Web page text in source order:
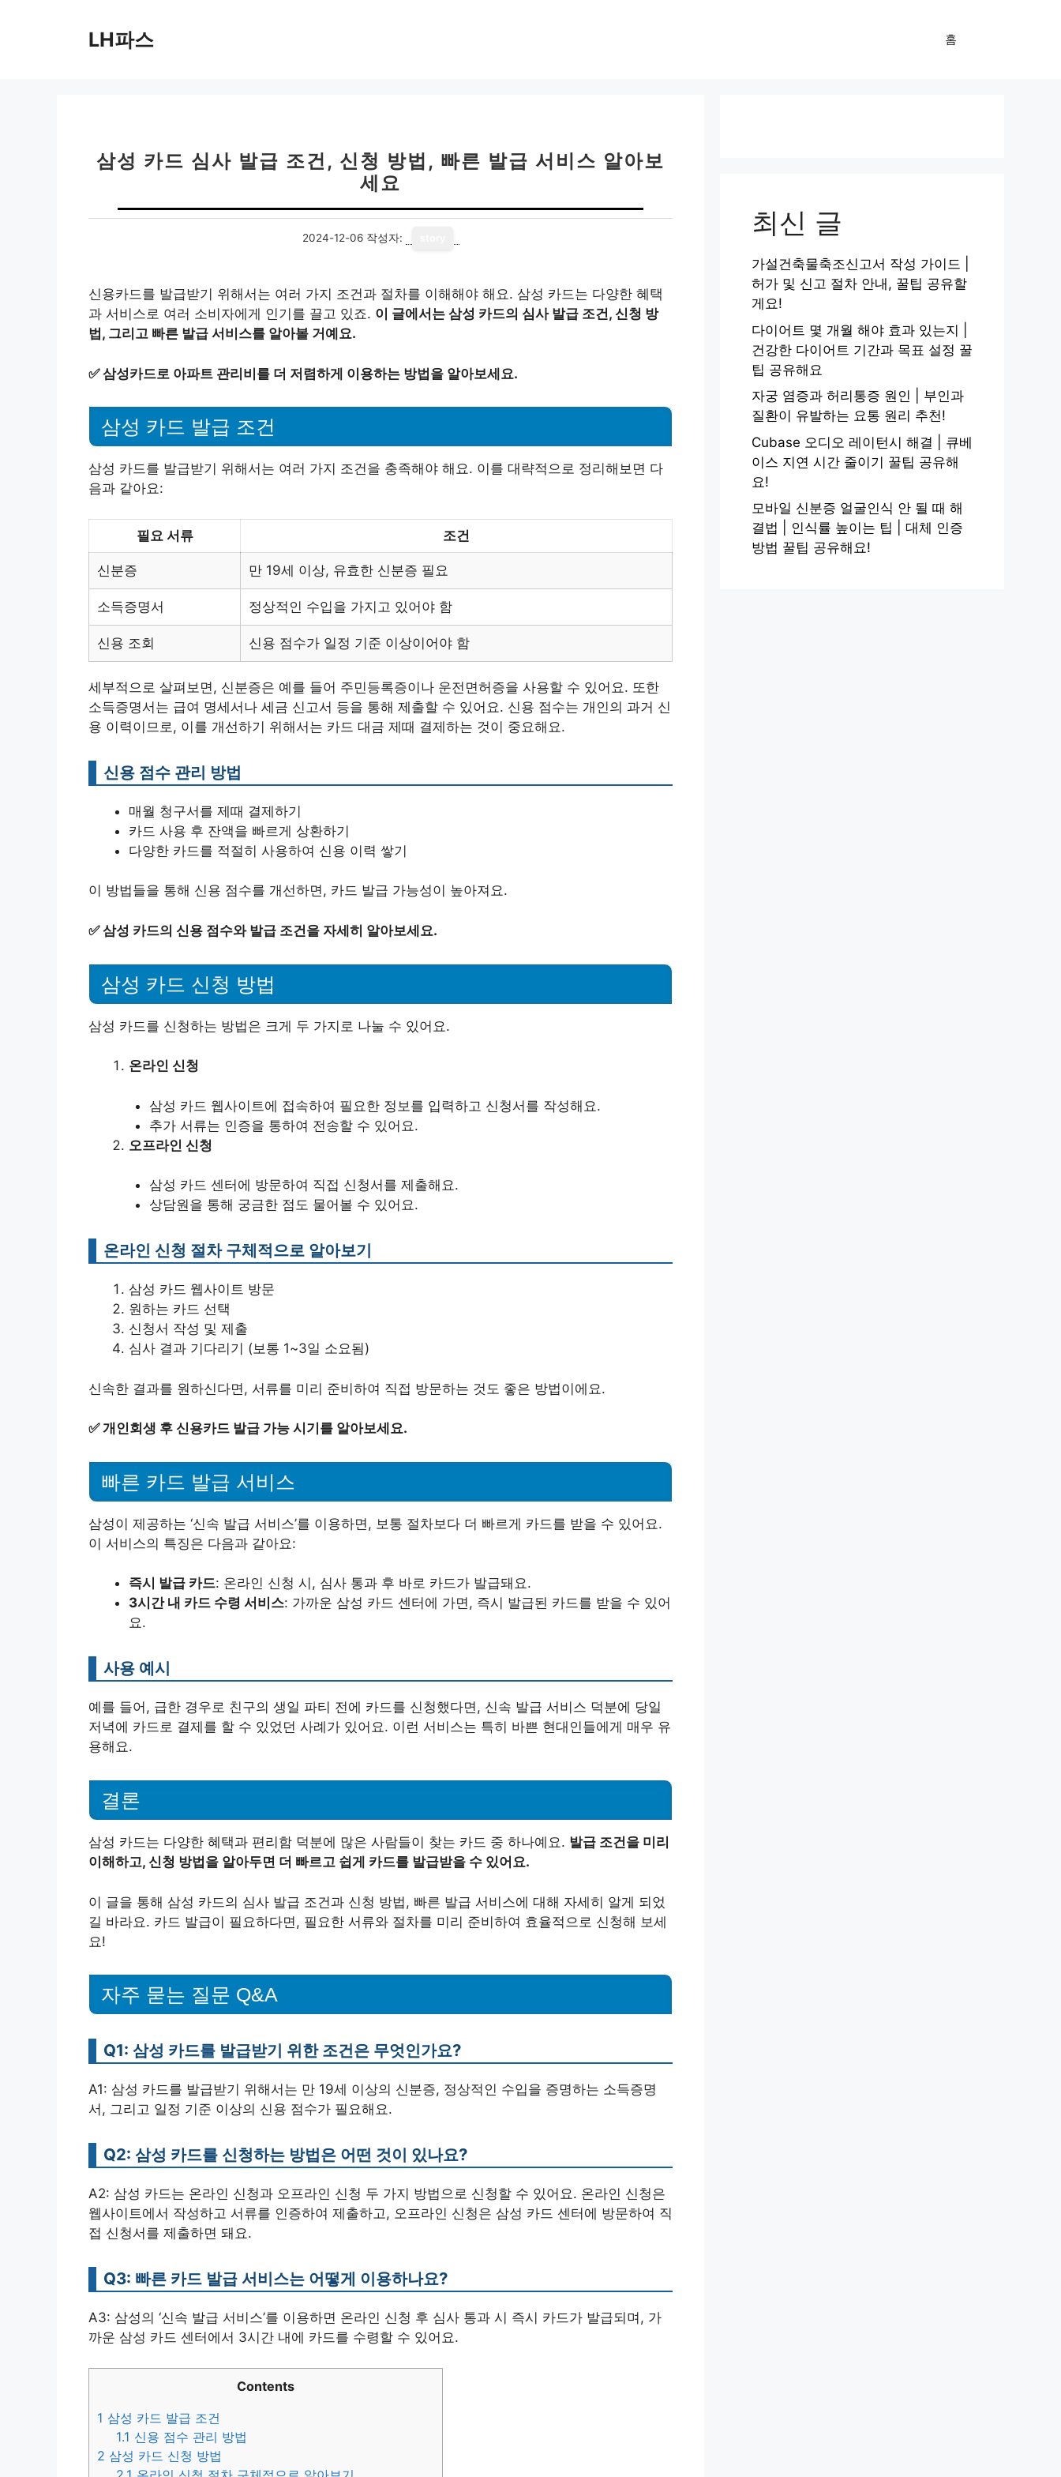
LH파스 홈
삼성 카드 심사 발급 조건, 신청 방법, 빠른 발급 서비스 알아보
세요
2024-12-06 작성자:
신용카드를 발급받기 위해서는 여러 가지 조건과 절차를 이해해야 해요. 삼성 카드는 다양한 혜택
과 서비스로 여러 소비자에게 인기를 끌고 있죠. 이 글에서는 삼성 카드의 심사 발급 조건, 신청 방
법, 그리고 빠른 발급 서비스를 알아볼 거예요.
✅삼성카드로 아파트 관리비를 더 저렴하게 이용하는 방법을 알아보세요.
삼성 카드 발급 조건
삼성 카드를 발급받기 위해서는 여러 가지 조건을 충족해야 해요. 이를 대략적으로 정리해보면 다
음과 같아요:
필요 서류 조건
신분증 만 19세 이상, 유효한 신분증 필요
소득증명서 정상적인 수입을 가지고 있어야 함
신용 조회 신용 점수가 일정 기준 이상이어야 함
세부적으로 살펴보면, 신분증은 예를 들어 주민등록증이나 운전면허증을 사용할 수 있어요. 또한
소득증명서는 급여 명세서나 세금 신고서 등을 통해 제출할 수 있어요. 신용 점수는 개인의 과거 신
용 이력이므로, 이를 개선하기 위해서는 카드 대금 제때 결제하는 것이 중요해요.
신용 점수 관리 방법
매월 청구서를 제때 결제하기
카드 사용 후 잔액을 빠르게 상환하기
다양한 카드를 적절히 사용하여 신용 이력 쌓기
이 방법들을 통해 신용 점수를 개선하면, 카드 발급 가능성이 높아져요.
✅삼성 카드의 신용 점수와 발급 조건을 자세히 알아보세요.
삼성 카드 신청 방법
삼성 카드를 신청하는 방법은 크게 두 가지로 나눌 수 있어요.
온라인 신청
삼성 카드 웹사이트에 접속하여 필요한 정보를 입력하고 신청서를 작성해요.
추가 서류는 인증을 통하여 전송할 수 있어요.
오프라인 신청
삼성 카드 센터에 방문하여 직접 신청서를 제출해요.
상담원을 통해 궁금한 점도 물어볼 수 있어요.
온라인 신청 절차 구체적으로 알아보기
삼성 카드 웹사이트 방문
원하는 카드 선택
신청서 작성 및 제출
심사 결과 기다리기 (보통 1~3일 소요됨)
신속한 결과를 원하신다면, 서류를 미리 준비하여 직접 방문하는 것도 좋은 방법이에요.
✅개인회생 후 신용카드 발급 가능 시기를 알아보세요.
빠른 카드 발급 서비스
삼성이 제공하는 ‘신속 발급 서비스’를 이용하면, 보통 절차보다 더 빠르게 카드를 받을 수 있어요.
이 서비스의 특징은 다음과 같아요:
즉시 발급 카드: 온라인 신청 시, 심사 통과 후 바로 카드가 발급돼요.
3시간 내 카드 수령 서비스: 가까운 삼성 카드 센터에 가면, 즉시 발급된 카드를 받을 수 있어
요.
사용 예시
예를 들어, 급한 경우로 친구의 생일 파티 전에 카드를 신청했다면, 신속 발급 서비스 덕분에 당일
저녁에 카드로 결제를 할 수 있었던 사례가 있어요. 이런 서비스는 특히 바쁜 현대인들에게 매우 유
용해요.
결론
삼성 카드는 다양한 혜택과 편리함 덕분에 많은 사람들이 찾는 카드 중 하나예요. 발급 조건을 미리
이해하고, 신청 방법을 알아두면 더 빠르고 쉽게 카드를 발급받을 수 있어요.
이 글을 통해 삼성 카드의 심사 발급 조건과 신청 방법, 빠른 발급 서비스에 대해 자세히 알게 되었
길 바라요. 카드 발급이 필요하다면, 필요한 서류와 절차를 미리 준비하여 효율적으로 신청해 보세
요!
자주 묻는 질문 Q&A
Q1: 삼성 카드를 발급받기 위한 조건은 무엇인가요?
A1: 삼성 카드를 발급받기 위해서는 만 19세 이상의 신분증, 정상적인 수입을 증명하는 소득증명
서, 그리고 일정 기준 이상의 신용 점수가 필요해요.
Q2: 삼성 카드를 신청하는 방법은 어떤 것이 있나요?
A2: 삼성 카드는 온라인 신청과 오프라인 신청 두 가지 방법으로 신청할 수 있어요. 온라인 신청은
웹사이트에서 작성하고 서류를 인증하여 제출하고, 오프라인 신청은 삼성 카드 센터에 방문하여 직
접 신청서를 제출하면 돼요.
Q3: 빠른 카드 발급 서비스는 어떻게 이용하나요?
A3: 삼성의 ‘신속 발급 서비스’를 이용하면 온라인 신청 후 심사 통과 시 즉시 카드가 발급되며, 가
까운 삼성 카드 센터에서 3시간 내에 카드를 수령할 수 있어요.
Contents
1 삼성 카드 발급 조건
1.1 신용 점수 관리 방법
2 삼성 카드 신청 방법
최신 글
가설건축물축조신고서 작성 가이드 |
허가 및 신고 절차 안내, 꿀팁 공유할
게요!
다이어트 몇 개월 해야 효과 있는지 |
건강한 다이어트 기간과 목표 설정 꿀
팁 공유해요
자궁 염증과 허리통증 원인 | 부인과
질환이 유발하는 요통 원리 추천!
Cubase 오디오 레이턴시 해결 | 큐베
이스 지연 시간 줄이기 꿀팁 공유해
요!
모바일 신분증 얼굴인식 안 될 때 해
결법 | 인식률 높이는 팁 | 대체 인증
방법 꿀팁 공유해요!